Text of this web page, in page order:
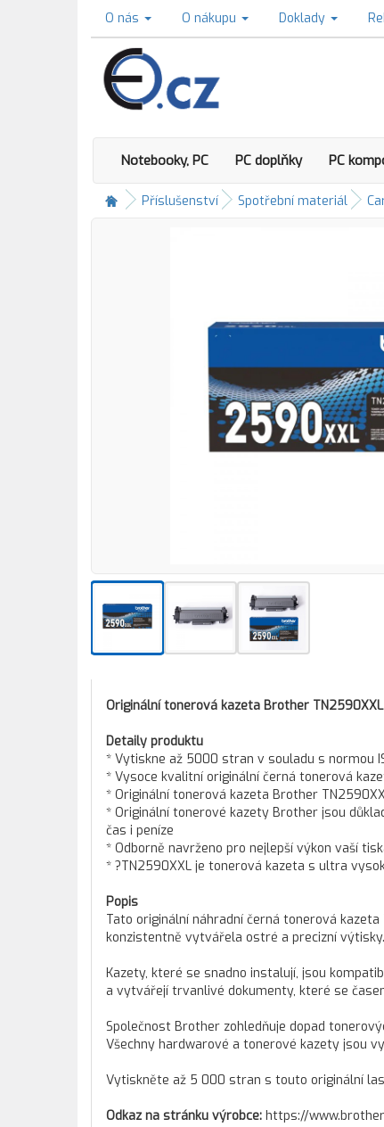
O nás O nákupu Doklady
Notebooky, PC PC doplňky PC
Příslušenství Spotřební materiál
Originální tonerová kazeta Brother
Detaily produktu
* Vytiskne až 5000 stran v souladu s normou
* Vysoce kvalitní originální černá tonerová
* Originální tonerová kazeta Brother
* Originální tonerové kazety Brother jsou
čas i peníze
* Odborně navrženo pro nejlepší výkon vaší
* ?TN2590XXL je tonerová kazeta s ultra
Popis
Tato originální náhradní černá tonerová
konzistentně vytvářela ostré a precizní výtisky.
Kazety, které se snadno instalují, jsou
a vytvářejí trvanlivé dokumenty, které se
Společnost Brother zohledňuje dopad
Všechny hardwarové a tonerové kazety jsou
Vytiskněte až 5 000 stran s touto originální
Odkaz na stránku výrobce: https://